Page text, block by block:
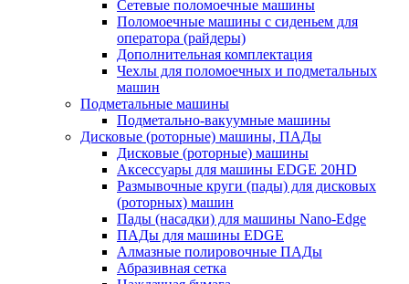
Сетевые поломоечные машины
Поломоечные машины с сиденьем для
оператора (райдеры)
Дополнительная комплектация
Чехлы для поломоечных и подметальных
машин
Подметальные машины
Подметально-вакуумные машины
Дисковые (роторные) машины, ПАДы
Дисковые (роторные) машины
Аксессуары для машины EDGE 20HD
Размывочные круги (пады) для дисковых
(роторных) машин
Пады (насадки) для машины Nano-Edge
ПАДы для машины EDGE
Алмазные полировочные ПАДы
Абразивная сетка